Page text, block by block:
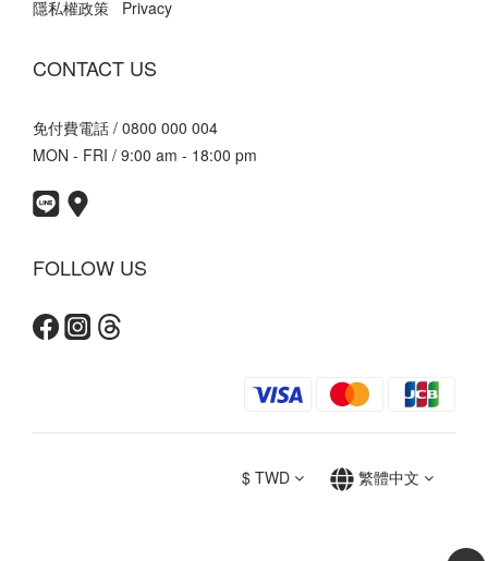
隱私權政策 Privacy
CONTACT US
免付費電話 / 0800 000 004
MON - FRI / 9:00 am - 18:00 pm
FOLLOW US
$ TWD 繁體中文